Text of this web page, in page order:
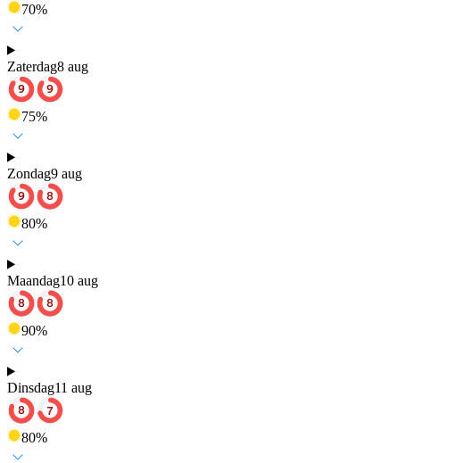
70%
Zaterdag8 aug
75%
Zondag9 aug
80%
Maandag10 aug
90%
Dinsdag11 aug
80%